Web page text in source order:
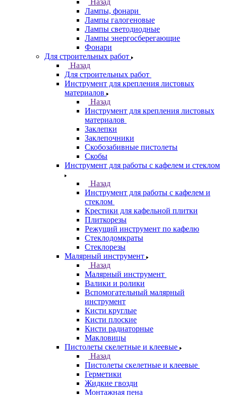
Назад
Лампы, фонари
Лампы галогеновые
Лампы светодиодные
Лампы энергосберегающие
Фонари
Для строительных работ
Назад
Для строительных работ
Инструмент для крепления листовых
материалов
Назад
Инструмент для крепления листовых
материалов
Заклепки
Заклепочники
Скобозабивные пистолеты
Скобы
Инструмент для работы с кафелем и стеклом
Назад
Инструмент для работы с кафелем и
стеклом
Крестики для кафельной плитки
Плиткорезы
Режущий инструмент по кафелю
Стеклодомкраты
Стеклорезы
Малярный инструмент
Назад
Малярный инструмент
Валики и ролики
Вспомогательный малярный
инструмент
Кисти круглые
Кисти плоские
Кисти радиаторные
Макловицы
Пистолеты скелетные и клеевые
Назад
Пистолеты скелетные и клеевые
Герметики
Жидкие гвозди
Монтажная пена